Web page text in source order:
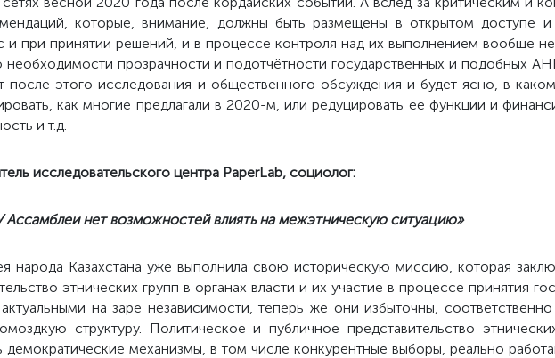
которые, внимание, должны быть размещены в открытом доступе
и при принятии решений, и в процессе контроля над их выполнением вообще
необходимости прозрачности и подотчётности государственных и подобных
этого исследования и общественного обсуждения и будет ясно, в
как многие предлагали в 2020-м, или редуцировать ее функции и
и т.д.
исследовательского центра PaperLab, социолог:
Ассамблеи нет возможностей влиять на межэтническую ситуацию»
народа Казахстана уже выполнила свою историческую миссию, которая
этнических групп в органах власти и их участие в процессе принятия
на заре независимости, теперь же они избыточны,
структуру. Политическое и публичное представительство
демократические механизмы, в том числе конкурентные выборы, реально